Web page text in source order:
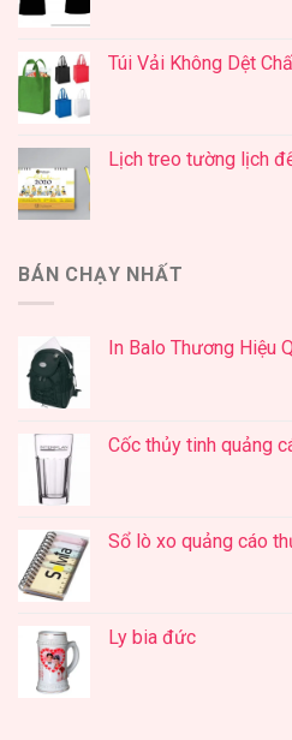
Túi Vải Không Dệt
Lịch treo tường lịch
BÁN CHẠY NHẤT
In Balo Thương Hiệu
Cốc thủy tinh quảng
Sổ lò xo quảng cáo
Ly bia đức